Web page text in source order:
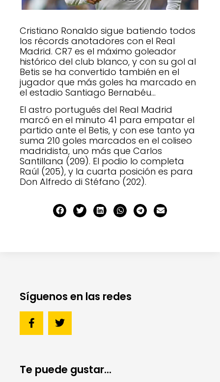
Cristiano Ronaldo sigue batiendo todos
los récords anotadores con el Real
Madrid. CR7 es el máximo goleador
histórico del club blanco, y con su gol al
Betis se ha convertido también en el
jugador que más goles ha marcado en
el estadio Santiago Bernabéu…
El astro portugués del Real Madrid
marcó en el minuto 41 para empatar el
partido ante el Betis, y con ese tanto ya
suma 210 goles marcados en el coliseo
madridista, uno más que Carlos
Santillana (209). El podio lo completa
Raúl (205), y la cuarta posición es para
Don Alfredo di Stéfano (202).
Síguenos en las redes
Te puede gustar...